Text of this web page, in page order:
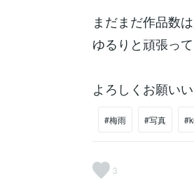
まだまだ作品数
ゆるりと頑張っ
よろしくお願い
#梅雨 #写真
3